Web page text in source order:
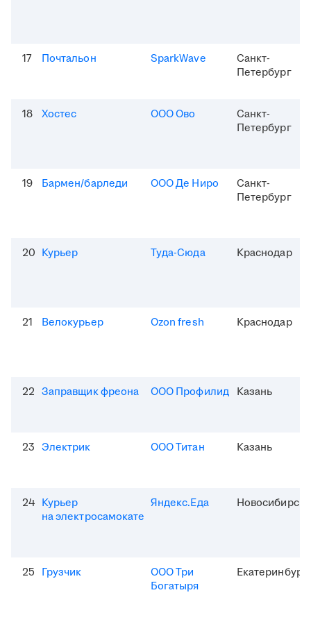
17 Почтальон SparkWave
Санкт-
Петербург
18 Хостес ООО Ово
Санкт-
Петербург
19 Бармен/барледи ООО Де Ниро
Санкт-
Петербург
20 Курьер Туда-Сюда Краснодар
21 Велокурьер Ozon fresh Краснодар
22 Заправщик фреона ООО Профилид Казань
23 Электрик ООО Титан Казань
24 Курьер
на электросамокате
Яндекс.Еда Новосибирск
25 Грузчик
ООО Три
Богатыря
Екатеринбург